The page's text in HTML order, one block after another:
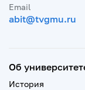
Email
abit@tvgmu.ru
Об
История